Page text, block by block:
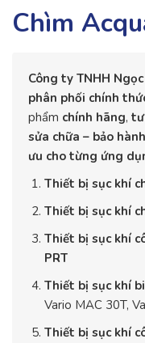
Chìm
Công ty TNHH
phân phối chính
phẩm chính hãng,
sửa chữa – bảo
ưu cho từng ứng
Thiết bị sục khí
Thiết bị sục khí
Thiết bị sục khí
PRT
Thiết bị sục khí
Vario MAC 30T,
Thiết bị sục khí